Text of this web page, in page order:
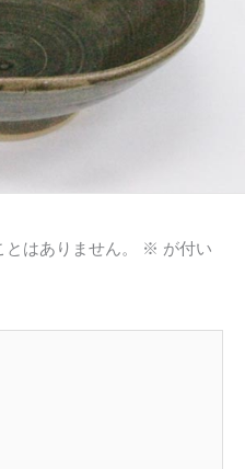
はありません。 ※ が付い